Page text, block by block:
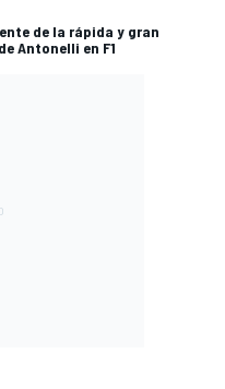
de la rápida y gran
Antonelli en F1